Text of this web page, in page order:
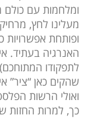
ומלחמות עם כולם
מעלינו לחץ,
ופותחת אפשרויות
האנרגיה בעתיד.
לתפקודו
שהקים כאן “ציר”
ואולי הרשות
כך, למרות החזות